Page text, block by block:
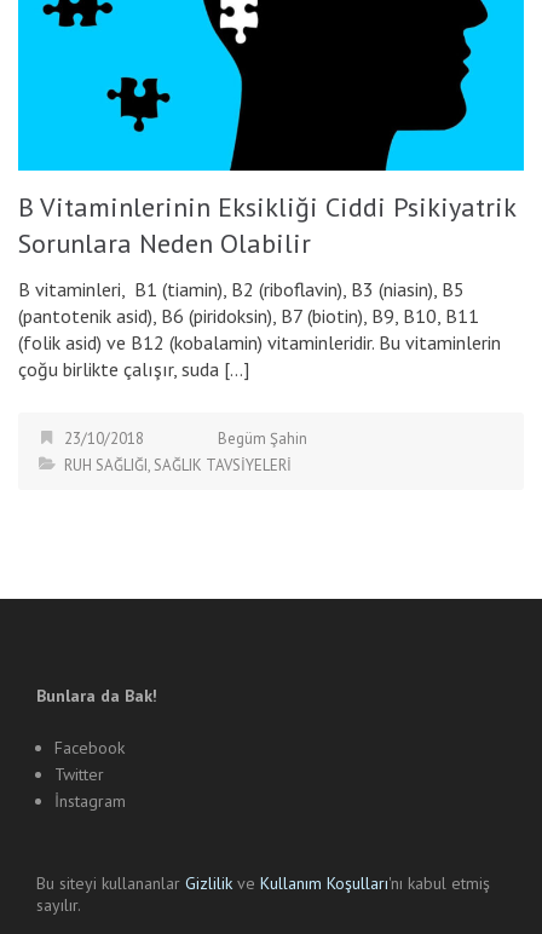
B Vitaminlerinin Eksikliği Ciddi Psikiyatrik
Sorunlara Neden Olabilir
B vitaminleri, B1 (tiamin), B2 (riboflavin), B3 (niasin), B5
(pantotenik asid), B6 (piridoksin), B7 (biotin), B9, B10, B11
(folik asid) ve B12 (kobalamin) vitaminleridir. Bu vitaminlerin
çoğu birlikte çalışır, suda […]
23/10/2018
Begüm Şahin
RUH SAĞLIĞI, SAĞLIK TAVSİYELERİ
Bunlara da Bak!
Facebook
Twitter
İnstagram
Bu siteyi kullananlar Gizlilik ve Kullanım Koşulları'nı kabul etmiş
sayılır.